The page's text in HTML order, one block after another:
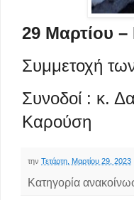
29 Μαρτίου –
Συμμετοχή
Συνοδοί : κ.
Καρούση
την Τετάρτη, Μαρτίου 29, 2023
Κατηγορία